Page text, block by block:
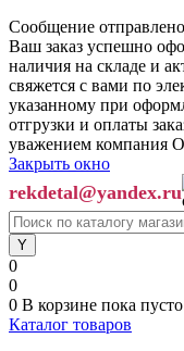
Сообщение отправлено
Ваш заказ успешно
наличия на складе и
свяжется с вами по
указанному при
отгрузки и оплаты
уважением компания
Закрыть окно
rekdetal@yandex.ru
0
0
0 В корзине пока пусто
Каталог товаров